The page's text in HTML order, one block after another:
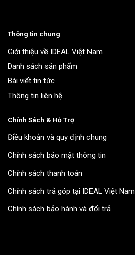
Thông tin chung
Giới thiệu về IDEAL Việt Nam
Danh sách sản phẩm
Bài viết tin tức
Thông tin liên hệ
Chính Sách & Hỗ Trợ
Điều khoản và quy định chung
Chính sách bảo mật thông tin
Chính sách thanh toán
Chính sách trả góp tại IDEAL Việt Nam
Chính sách bảo hành và đổi trả